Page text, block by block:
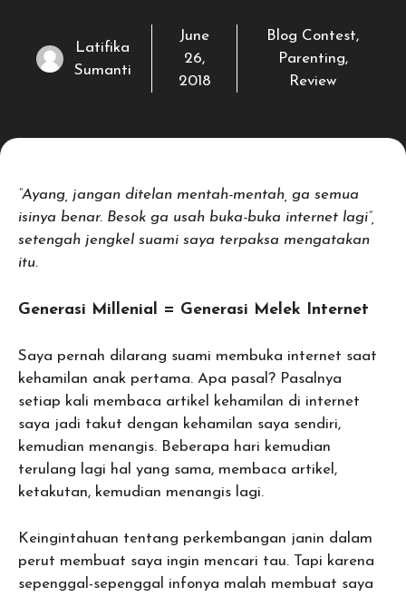
Latifika
Sumanti
June
26,
2018
Blog Contest,
Parenting,
Review
“Ayang, jangan ditelan mentah-mentah, ga semua
isinya benar. Besok ga usah buka-buka internet lagi”,
setengah jengkel suami saya terpaksa mengatakan
itu.
Generasi Millenial = Generasi Melek Internet
Saya pernah dilarang suami membuka internet saat
kehamilan anak pertama. Apa pasal? Pasalnya
setiap kali membaca artikel kehamilan di internet
saya jadi takut dengan kehamilan saya sendiri,
kemudian menangis. Beberapa hari kemudian
terulang lagi hal yang sama, membaca artikel,
ketakutan, kemudian menangis lagi.
Keingintahuan tentang perkembangan janin dalam
perut membuat saya ingin mencari tau. Tapi karena
sepenggal-sepenggal infonya malah membuat saya